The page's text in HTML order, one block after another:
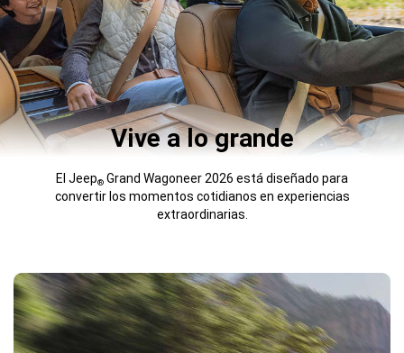
Vive a lo grande
El Jeep® Grand Wagoneer 2026 está diseñado para
convertir los momentos cotidianos en experiencias
extraordinarias.